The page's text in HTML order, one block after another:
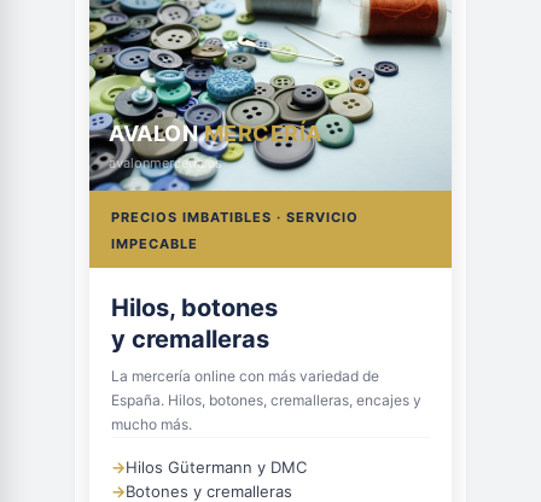
AVALONMERCERÍA
avalonmerceria.es
PRECIOS IMBATIBLES · SERVICIO
IMPECABLE
Hilos, botones
y cremalleras
La mercería online con más variedad de
España. Hilos, botones, cremalleras, encajes y
mucho más.
→Hilos Gütermann y DMC
→Botones y cremalleras